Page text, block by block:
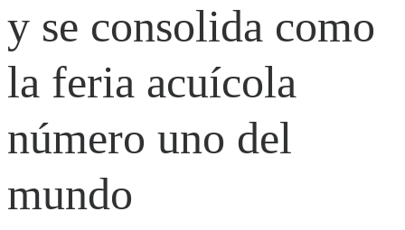
y se consolida como
la feria acuícola
número uno del
mundo